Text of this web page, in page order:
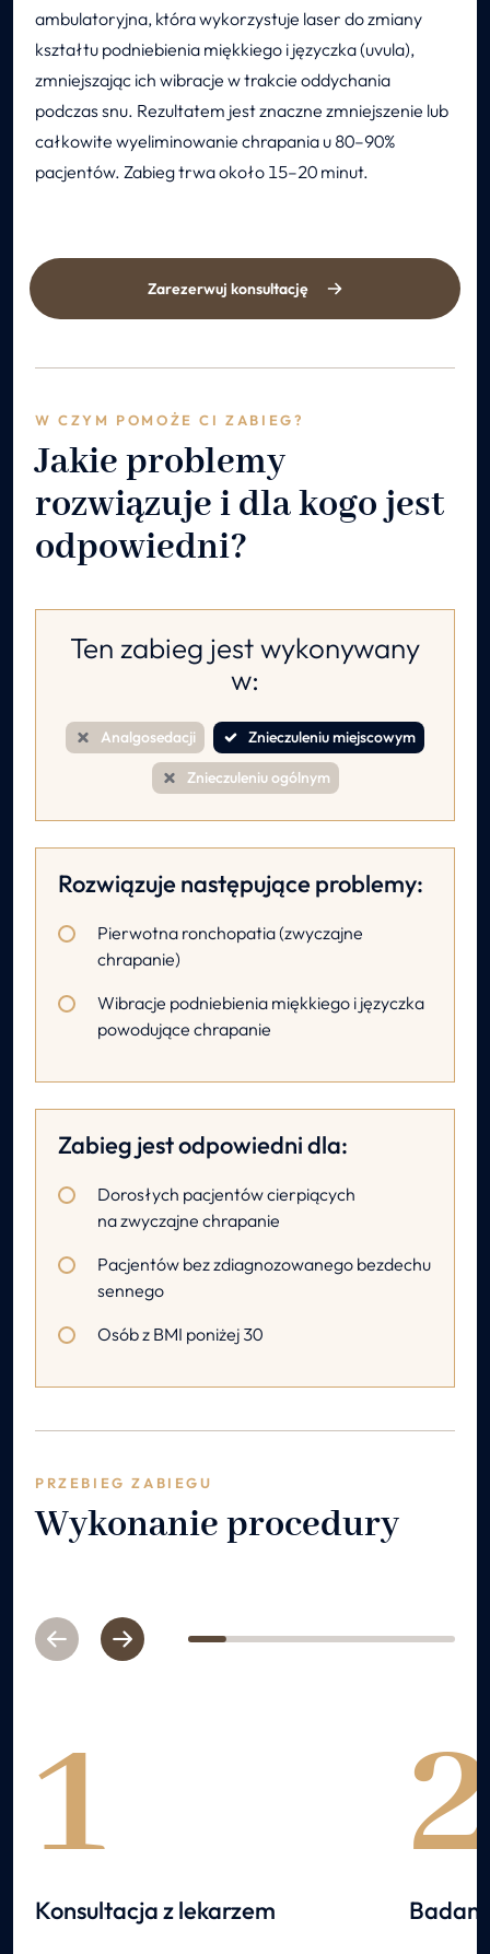
ambulatoryjna, która wykorzystuje laser do zmiany
kształtu podniebienia miękkiego i języczka (uvula),
zmniejszając ich wibracje w trakcie oddychania
podczas snu. Rezultatem jest znaczne zmniejszenie lub
całkowite wyeliminowanie chrapania u 80–90%
pacjentów. Zabieg trwa około 15–20 minut.
Zarezerwuj konsultację
W CZYM POMOŻE CI ZABIEG?
Jakie problemy
rozwiązuje i dla kogo jest
odpowiedni?
Ten zabieg jest wykonywany
w:
Analgosedacji Znieczuleniu miejscowym
Znieczuleniu ogólnym
Rozwiązuje następujące problemy:
Pierwotna ronchopatia (zwyczajne
chrapanie)
Wibracje podniebienia miękkiego i języczka
powodujące chrapanie
Zabieg jest odpowiedni dla:
Dorosłych pacjentów cierpiących
na zwyczajne chrapanie
Pacjentów bez zdiagnozowanego bezdechu
sennego
Osób z BMI poniżej 30
PRZEBIEG ZABIEGU
Wykonanie procedury
PreviousNext 1 2 3 4 5 6 7
1
Konsultacja z lekarzem